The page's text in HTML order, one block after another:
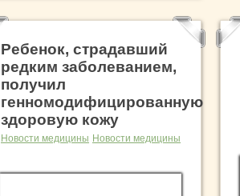
Ребенок, страдавший
редким заболеванием,
получил
генномодифицированную
здоровую кожу
Новости медицины Новости медицины